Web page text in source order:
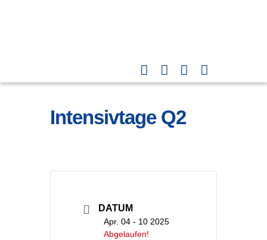
Intensivtage Q2
DATUM
Apr. 04 - 10 2025
Abgelaufen!